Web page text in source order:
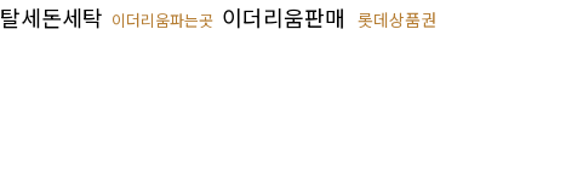
탈세돈세탁 이더리움파는곳 이더리움판매 롯데상품권